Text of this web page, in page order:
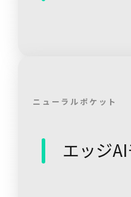
ニューラルポケット
エッジ